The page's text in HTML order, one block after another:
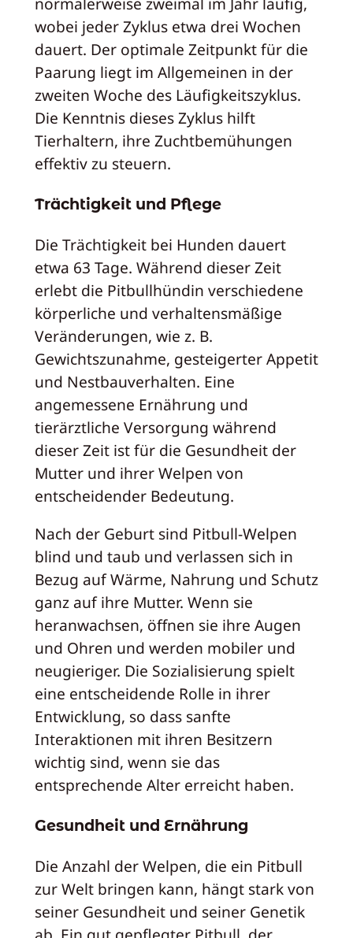
wobei jeder Zyklus etwa drei Wochen
dauert. Der optimale Zeitpunkt für die
Paarung liegt im Allgemeinen in der
zweiten Woche des Läufigkeitszyklus.
Die Kenntnis dieses Zyklus hilft
Tierhaltern, ihre Zuchtbemühungen
effektiv zu steuern.
Trächtigkeit und Pflege
Die Trächtigkeit bei Hunden dauert
etwa 63 Tage. Während dieser Zeit
erlebt die Pitbullhündin verschiedene
körperliche und verhaltensmäßige
Veränderungen, wie z. B.
Gewichtszunahme, gesteigerter Appetit
und Nestbauverhalten. Eine
angemessene Ernährung und
tierärztliche Versorgung während
dieser Zeit ist für die Gesundheit der
Mutter und ihrer Welpen von
entscheidender Bedeutung.
Nach der Geburt sind Pitbull-Welpen
blind und taub und verlassen sich in
Bezug auf Wärme, Nahrung und Schutz
ganz auf ihre Mutter. Wenn sie
heranwachsen, öffnen sie ihre Augen
und Ohren und werden mobiler und
neugieriger. Die Sozialisierung spielt
eine entscheidende Rolle in ihrer
Entwicklung, so dass sanfte
Interaktionen mit ihren Besitzern
wichtig sind, wenn sie das
entsprechende Alter erreicht haben.
Gesundheit und Ernährung
Die Anzahl der Welpen, die ein Pitbull
zur Welt bringen kann, hängt stark von
seiner Gesundheit und seiner Genetik